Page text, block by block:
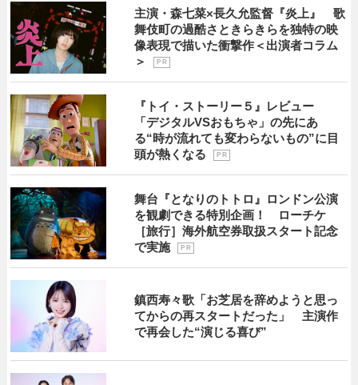
主演・森七菜×長久允監督『炎上』 歌
舞伎町の過酷さときらきらを独特の映
像表現で描いた衝撃作＜出演者コラム
＞
P R
『トイ・ストーリー５』レビュー
「デジタルVSおもちゃ」の先にあ
る“時が流れても変わらないもの”に目
頭が熱くなる
P R
舞台『となりのトトロ』ロンドン公演
を観劇できる特別企画！ ローチケ
［旅行］海外航空券取扱スタート記念
で実施
P R
鎮西寿々歌「お芝居を辞めようと思っ
てからの再スタートだった」 主演作
で再会した“演じる喜び”